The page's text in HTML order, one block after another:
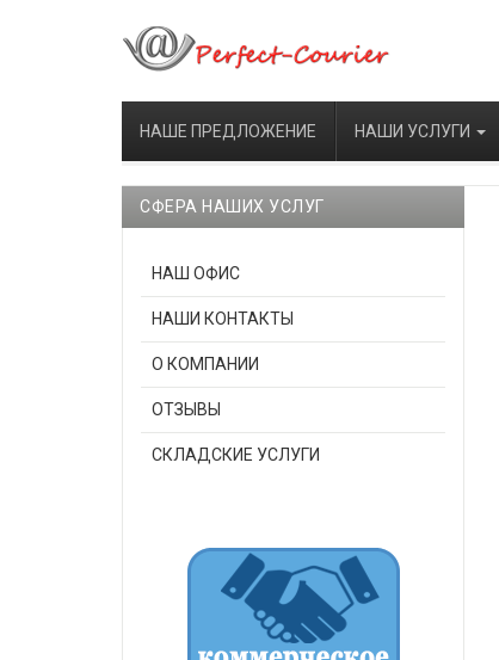
НАШЕ ПРЕДЛОЖЕНИЕ НАШИ УСЛУГИ
СФЕРА НАШИХ УСЛУГ
НАШ ОФИС
НАШИ КОНТАКТЫ
О КОМПАНИИ
ОТЗЫВЫ
СКЛАДСКИЕ УСЛУГИ